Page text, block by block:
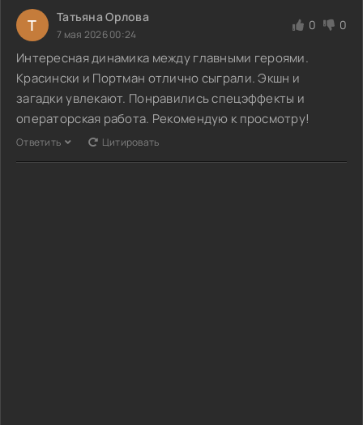
Т Татьяна Орлова
7 мая 2026 00:24
0 0
Интересная динамика между главными героями.
Красински и Портман отлично сыграли. Экшн и
загадки увлекают. Понравились спецэффекты и
операторская работа. Рекомендую к просмотру!
Ответить Цитировать